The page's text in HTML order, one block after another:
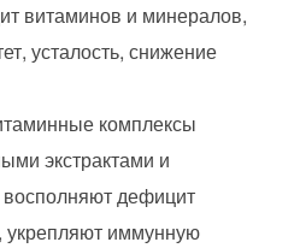
витаминов и минералов,
усталость, снижение
комплексы
экстрактами и
дефицит
укрепляют иммунную